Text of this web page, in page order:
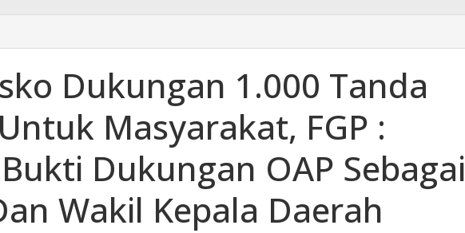
Dukungan 1.000 Tanda
Masyarakat, FGP :
Dukungan OAP Sebagai
Wakil Kepala Daerah